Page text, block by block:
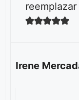
Irene